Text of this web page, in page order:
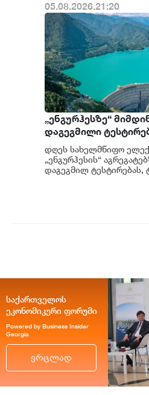
05.08.2026.21:20
„ენგურჰესზე“
დაგეგმილი
ტესტირებისას
გაითიშა,
დეტალური ანალიზი -
დღეს სახელმწიფო
„ენგურჰესის“
დაგეგმილ ტესტირებას,
საქართველოს
ეკონომიკური ფორუმი
Powered by Business Insider
Georgia
ვრცლად